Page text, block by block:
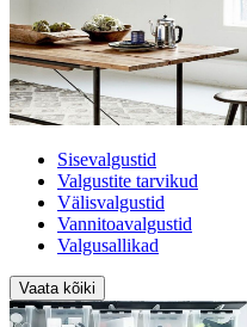
Sisevalgustid
Valgustite tarvikud
Välisvalgustid
Vannitoavalgustid
Valgusallikad
Vaata kõiki